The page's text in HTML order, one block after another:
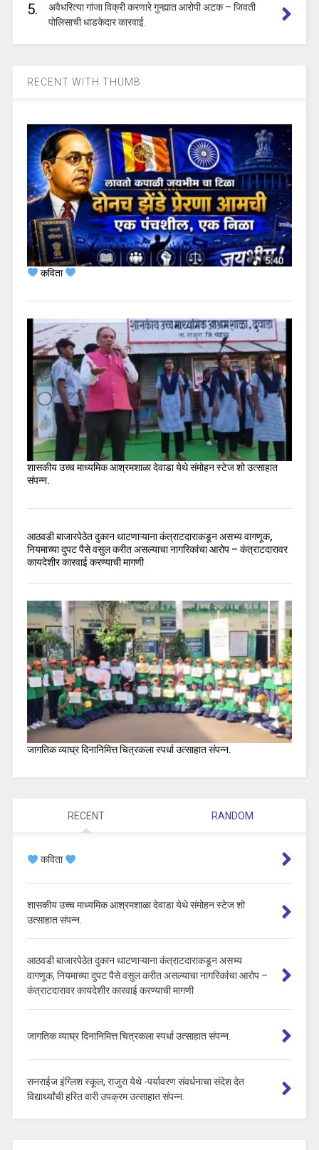
5.
अवैधरित्या गांजा विक्री करणारे गुन्ह्यात आरोपी अटक – जिवती
पोलिसाची धाडकेदार कारवाई.
RECENT WITH THUMB
कविता
शासकीय उच्च माध्यमिक आश्रमशाळा देवाडा येथे संमोहन स्टेज शो उत्साहात
संपन्न.
आठवडी बाजारपेठेत दुकान थाटणाऱ्याना कंत्राटदाराकडून असभ्य वागणूक,
नियमाच्या दुपट पैसे वसुल करीत असल्याचा नागरिकांचा आरोप – कंत्राटदारावर
कायदेशीर कारवाई करण्याची मागणी
जागतिक व्याघ्र दिनानिमित्त चित्रकला स्पर्धा उत्साहात संपन्न.
RECENT RANDOM
कविता
शासकीय उच्च माध्यमिक आश्रमशाळा देवाडा येथे संमोहन स्टेज शो
उत्साहात संपन्न.
आठवडी बाजारपेठेत दुकान थाटणाऱ्याना कंत्राटदाराकडून असभ्य
वागणूक, नियमाच्या दुपट पैसे वसुल करीत असल्याचा नागरिकांचा आरोप –
कंत्राटदारावर कायदेशीर कारवाई करण्याची मागणी
जागतिक व्याघ्र दिनानिमित्त चित्रकला स्पर्धा उत्साहात संपन्न.
सनराईज इंग्लिश स्कूल, राजुरा येथे -पर्यावरण संवर्धनाचा संदेश देत
विद्यार्थ्यांची हरित वारी उपक्रम उत्साहात संपन्न.